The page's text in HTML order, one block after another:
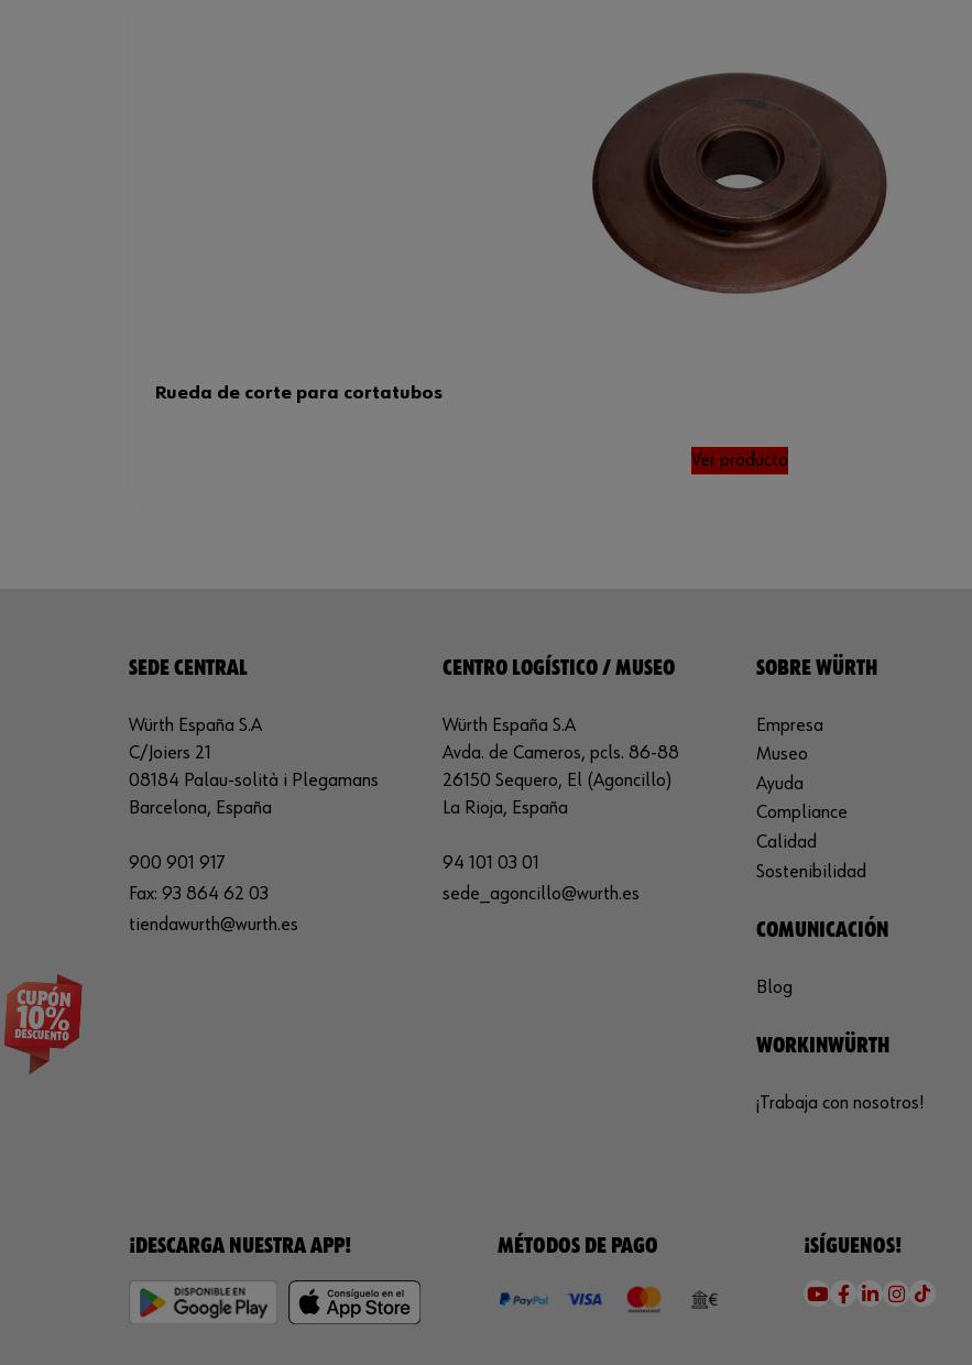
Rueda de corte para cortatubos
Ver producto
SEDE CENTRAL
Würth España S.A
C/Joiers 21
08184 Palau-solità i Plegamans
Barcelona, España
900 901 917
Fax: 93 864 62 03
tiendawurth@wurth.es
CENTRO LOGÍSTICO / MUSEO
Würth España S.A
Avda. de Cameros, pcls. 86-88
26150 Sequero, El (Agoncillo)
La Rioja, España
94 101 03 01
sede_agoncillo@wurth.es
SOBRE WÜRTH
Empresa
Museo
Ayuda
Compliance
Calidad
Sostenibilidad
COMUNICACIÓN
Blog
WORKINWÜRTH
¡Trabaja con nosotros!
¡DESCARGA NUESTRA APP! MÉTODOS DE PAGO ¡SÍGUENOS!